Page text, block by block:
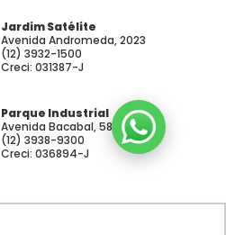
Jardim Satélite
Avenida Andromeda, 2023
(12) 3932-1500
Creci: 031387-J
Parque Industrial
Avenida Bacabal, 580
(12) 3938-9300
Creci: 036894-J